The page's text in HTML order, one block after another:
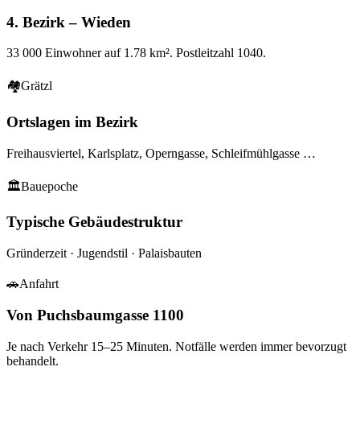
4. Bezirk – Wieden
33 000 Einwohner auf 1.78 km². Postleitzahl 1040.
🏘Grätzl
Ortslagen im Bezirk
Freihausviertel, Karlsplatz, Operngasse, Schleifmühlgasse …
🏛Bauepoche
Typische Gebäudestruktur
Gründerzeit · Jugendstil · Palaisbauten
🚗Anfahrt
Von Puchsbaumgasse 1100
Je nach Verkehr 15–25 Minuten. Notfälle werden immer bevorzugt
behandelt.